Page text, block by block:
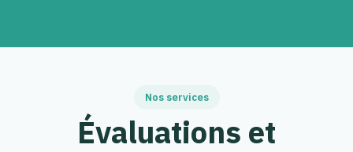
Nos services
Évaluations et